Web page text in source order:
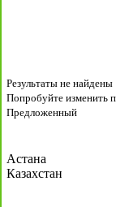
Результаты не найдены
Попробуйте изменить
Предложенный
Астана
Казахстан